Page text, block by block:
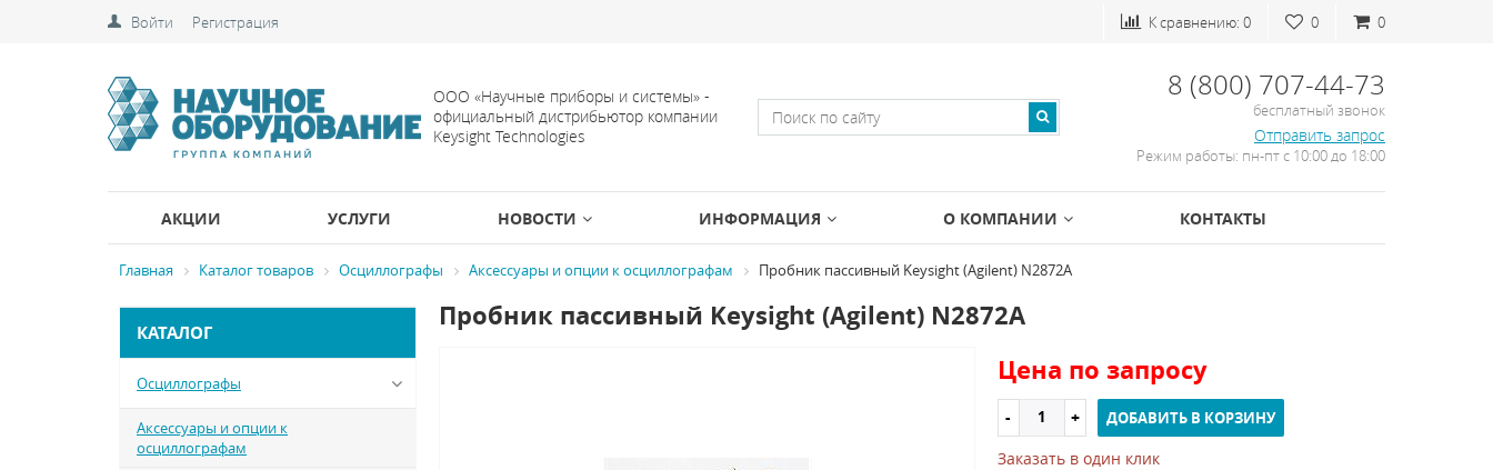
Войти Регистрация 0
0
К сравнению: 0
ООО «Научные приборы и системы» -
официальный дистрибьютор компании
Keysight Technologies
8 (800) 707-44-73
бесплатный звонок
Отправить запрос
Режим работы: пн-пт с 10:00 до 18:00
АКЦИИ УСЛУГИ НОВОСТИ ИНФОРМАЦИЯ О КОМПАНИИ КОНТАКТЫ
Главная Каталог товаров Осциллографы Аксессуары и опции к осциллографам Пробник пассивный Keysight (Agilent) N2872A
КАТАЛОГ
Осциллографы
Аксессуары и опции к
осциллографам
Пробник пассивный Keysight (Agilent) N2872A
Цена по запросу
ДОБАВИТЬ В КОРЗИНУ
Заказать в один клик